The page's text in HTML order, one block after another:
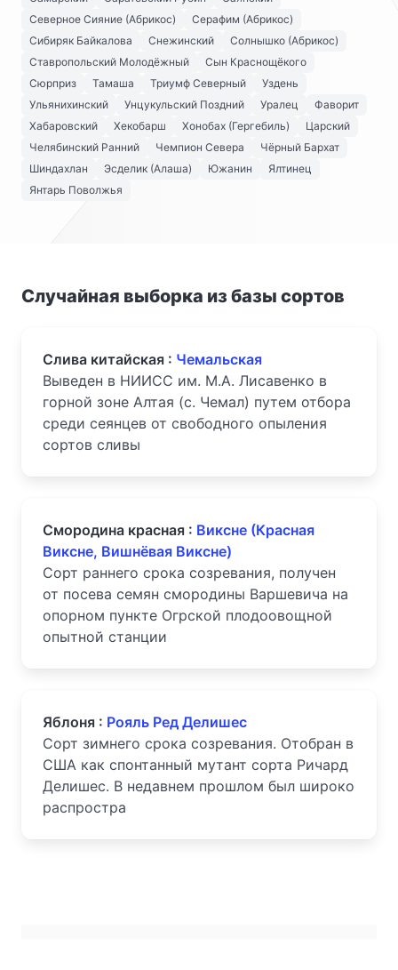
Северное Сияние (Абрикос)
Серафим (Абрикос)
Сибиряк Байкалова
Снежинский
Солнышко (Абрикос)
Ставропольский Молодёжный
Сын Краснощёкого
Сюрприз
Тамаша Триумф Северный
Уздень
Ульянихинский
Унцукульский Поздний Уралец
Фаворит
Хабаровский
Хекобарш Хонобах (Гергебиль)
Царский
Челябинский Ранний
Чемпион Севера
Чёрный Бархат
Шиндахлан
Эсделик (Алаша) Южанин
Ялтинец
Янтарь Поволжья
Случайная выборка из базы сортов
Слива китайская : Чемальская
Выведен в НИИСС им. М.А. Лисавенко в
горной зоне Алтая (с. Чемал) путем отбора
среди сеянцев от свободного опыления
сортов сливы
Смородина красная : Виксне (Красная
Виксне, Вишнёвая Виксне)
Сорт раннего срока созревания, получен
от посева семян смородины Варшевича на
опорном пункте Огрской плодоовощной
опытной станции
Яблоня : Рояль Ред Делишес
Сорт зимнего срока созревания. Отобран в
США как спонтанный мутант сорта Ричард
Делишес. В недавнем прошлом был широко
распростра